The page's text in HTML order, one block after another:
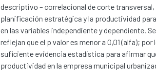
descriptivo – correlacional de corte
planificación estratégica y la productividad
en las variables independiente y dependiente.
reflejan que el p valor es menor a 0,01 (alfa);
suficiente evidencia estadística para afirmar
productividad en la empresa municipal